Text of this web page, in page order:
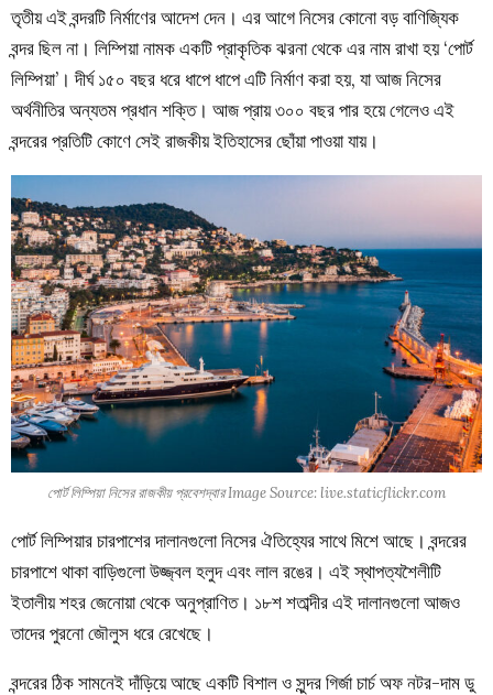
তৃতীয় এই বন্দরটি নির্মাণের আদেশ দেন। এর আগে নিসের কোনো বড় বাণিজ্যিক
বন্দর ছিল না। লিম্পিয়া নামক একটি প্রাকৃতিক ঝরনা থেকে এর নাম রাখা হয় ‘পোর্ট
লিম্পিয়া’। দীর্ঘ ১৫০ বছর ধরে ধাপে ধাপে এটি নির্মাণ করা হয়, যা আজ নিসের
অর্থনীতির অন্যতম প্রধান শক্তি। আজ প্রায় ৩০০ বছর পার হয়ে গেলেও এই
বন্দরের প্রতিটি কোণে সেই রাজকীয় ইতিহাসের ছোঁয়া পাওয়া যায়।
পোর্ট লিম্পিয়া নিসের রাজকীয় প্রবেশদ্বার Image Source: live.staticflickr.com
পোর্ট লিম্পিয়ার চারপাশের দালানগুলো নিসের ঐতিহ্যের সাথে মিশে আছে। বন্দরের
চারপাশে থাকা বাড়িগুলো উজ্জ্বল হলুদ এবং লাল রঙের। এই স্থাপত্যশৈলীটি
ইতালীয় শহর জেনোয়া থেকে অনুপ্রাণিত। ১৮শ শতাব্দীর এই দালানগুলো আজও
তাদের পুরনো জৌলুস ধরে রেখেছে।
বন্দরের ঠিক সামনেই দাঁড়িয়ে আছে একটি বিশাল ও সুন্দর গির্জা চার্চ অফ নটর-দাম ডু